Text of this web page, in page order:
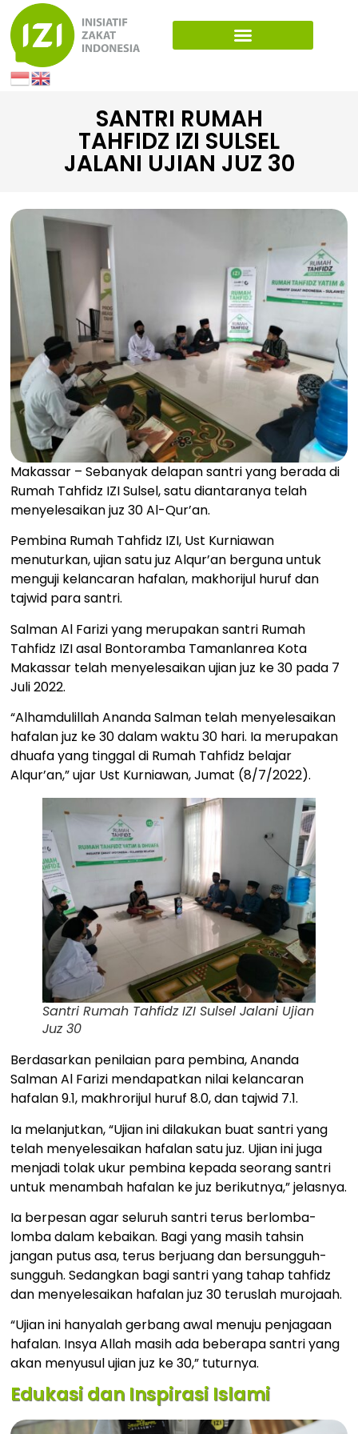
SANTRI RUMAH
TAHFIDZ IZI SULSEL
JALANI UJIAN JUZ 30
Makassar – Sebanyak delapan santri yang berada di
Rumah Tahfidz IZI Sulsel, satu diantaranya telah
menyelesaikan juz 30 Al-Qur’an.
Pembina Rumah Tahfidz IZI, Ust Kurniawan
menuturkan, ujian satu juz Alqur’an berguna untuk
menguji kelancaran hafalan, makhorijul huruf dan
tajwid para santri.
Salman Al Farizi yang merupakan santri Rumah
Tahfidz IZI asal Bontoramba Tamanlanrea Kota
Makassar telah menyelesaikan ujian juz ke 30 pada 7
Juli 2022.
“Alhamdulillah Ananda Salman telah menyelesaikan
hafalan juz ke 30 dalam waktu 30 hari. Ia merupakan
dhuafa yang tinggal di Rumah Tahfidz belajar
Alqur’an,” ujar Ust Kurniawan, Jumat (8/7/2022).
Santri Rumah Tahfidz IZI Sulsel Jalani Ujian
Juz 30
Berdasarkan penilaian para pembina, Ananda
Salman Al Farizi mendapatkan nilai kelancaran
hafalan 9.1, makhrorijul huruf 8.0, dan tajwid 7.1.
Ia melanjutkan, “Ujian ini dilakukan buat santri yang
telah menyelesaikan hafalan satu juz. Ujian ini juga
menjadi tolak ukur pembina kepada seorang santri
untuk menambah hafalan ke juz berikutnya,” jelasnya.
Ia berpesan agar seluruh santri terus berlomba-
lomba dalam kebaikan. Bagi yang masih tahsin
jangan putus asa, terus berjuang dan bersungguh-
sungguh. Sedangkan bagi santri yang tahap tahfidz
dan menyelesaikan hafalan juz 30 teruslah murojaah.
“Ujian ini hanyalah gerbang awal menuju penjagaan
hafalan. Insya Allah masih ada beberapa santri yang
akan menyusul ujian juz ke 30,” tuturnya.
Edukasi dan Inspirasi Islami